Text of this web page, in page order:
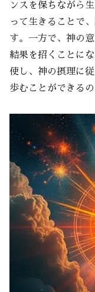
ンスを保ちながら
って生きることで
す。一方で、神の
結果を招くことに
使し、神の摂理に
歩むことができるの